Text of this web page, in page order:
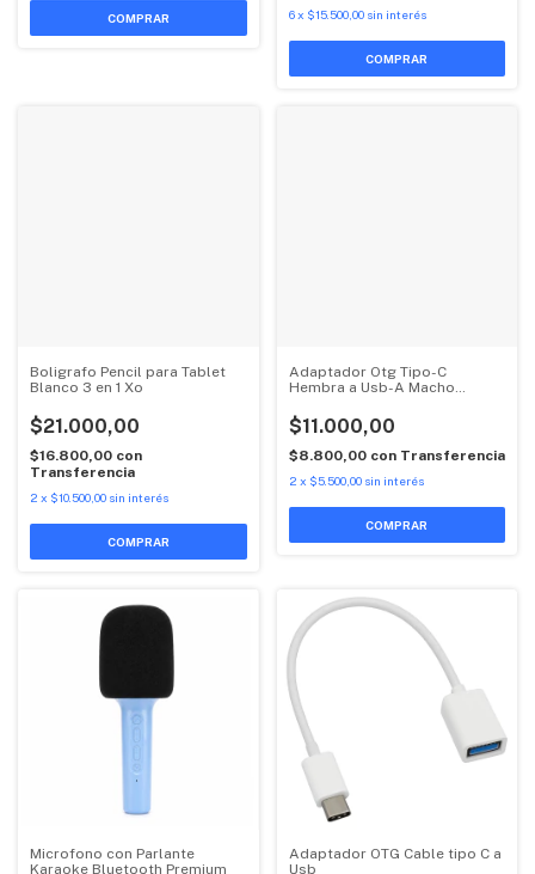
COMPRAR 6 x $15.500,00 sin interés
Boligrafo Pencil para Tablet
Blanco 3 en 1 Xo
$21.000,00
$16.800,00 con
Transferencia
2 x $10.500,00 sin interés
COMPRAR
Adaptador Otg Tipo-C
Hembra a Usb-A Macho
$11.000,00
$8.800,00 con Transferencia
2 x $5.500,00 sin interés
Microfono con Parlante
Karaoke Bluetooth Premium
Adaptador OTG Cable tipo C a
Usb